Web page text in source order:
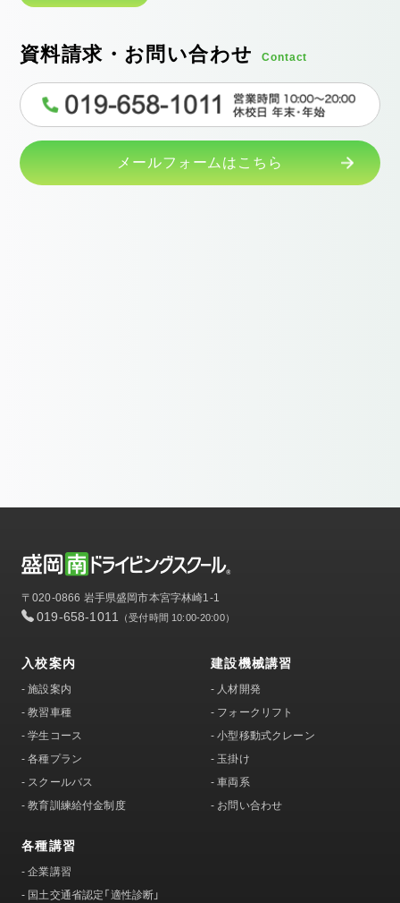
資料請求・お問い合わせ Contact
メールフォームはこちら
〒020-0866 岩手県盛岡市本宮字林崎1-1
019-658-1011 （受付時間 10:00-20:00）
入校案内
-施設案内
-教習車種
-学生コース
-各種プラン
- スクールバス
-教育訓練給付金制度
各種講習
-企業講習
- 国土交通省認定「適性診断」
建設機械講習
- 人材開発
- フォークリフト
-小型移動式クレーン
- 玉掛け
-車両系
- お問い合わせ